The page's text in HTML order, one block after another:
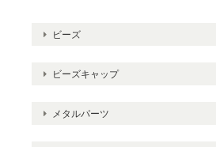
ビーズ
ビーズキャップ
メタルパーツ